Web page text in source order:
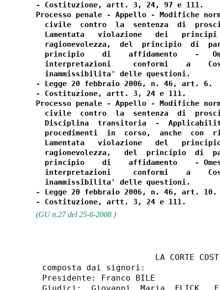
- Costituzione, artt. 3, 24, 97 e 111.
Processo penale - Appello - Modifiche
civile  contro  la  sentenza  di
Lamentata   violazione   dei
ragionevolezza,  del  principio  di
principio    di    affidamento    -
interpretazioni     conformi    a
  inammissibilita' delle questioni.
- Legge 20 febbraio 2006, n. 46, art. 6.
- Costituzione, artt. 3, 24 e 111.
Processo penale - Appello - Modifiche
civile  contro  la  sentenza  di
Disciplina  transitoria  -
procedimenti  in  corso,  anche  con
Lamentata   violazione   del
ragionevolezza,   del  principio  di
principio    di    affidamento    -
interpretazioni     conformi    a
  inammissibilita' delle questioni.
- Legge 20 febbraio 2006, n. 46, art. 10.
(GU n.27 del 25-6-2008 )
LA CORTE
composta dai signori:
Presidente: Franco BILE